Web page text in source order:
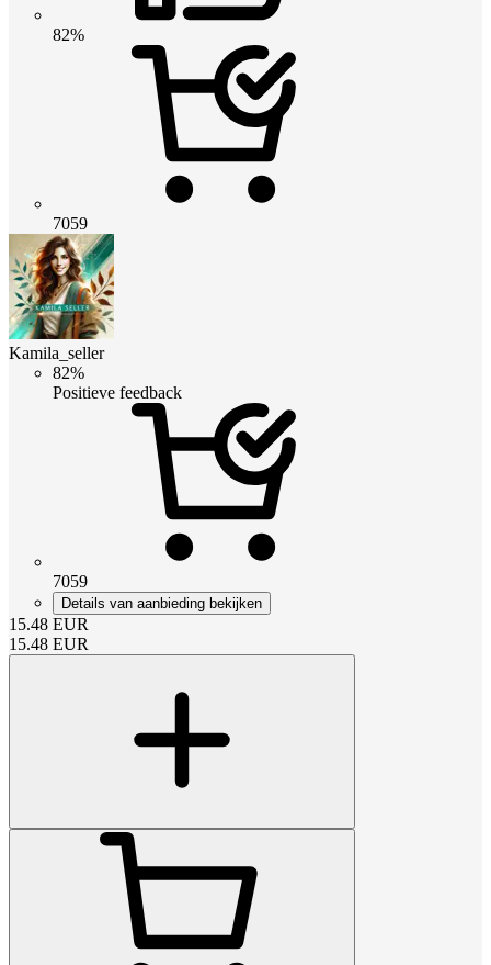
82%
7059
Kamila_seller
82%
Positieve feedback
7059
Details van aanbieding bekijken
15.48 EUR
15.48 EUR